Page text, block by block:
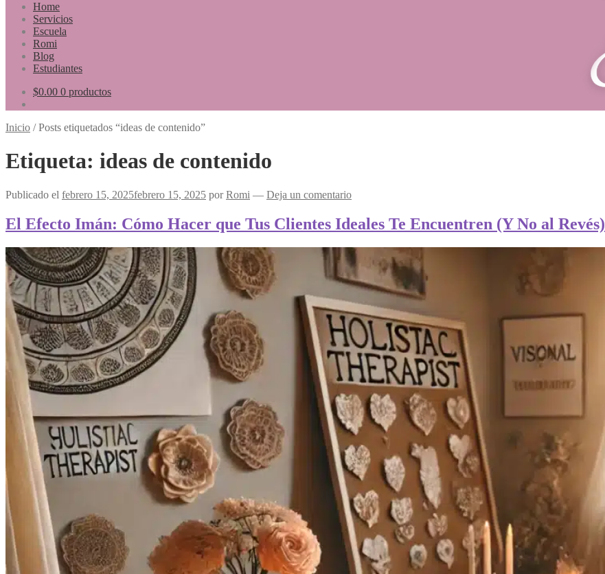
Home
Servicios
Escuela
Romi
Blog
Estudiantes
$0.00 0 productos
Inicio /Posts etiquetados “ideas de contenido”
Etiqueta: ideas de contenido
Publicado el febrero 15, 2025febrero 15, 2025 porRomi — Deja un comentario
El Efecto Imán: Cómo Hacer que Tus Clientes Ideales Te Encuentren (Y No al Revés)